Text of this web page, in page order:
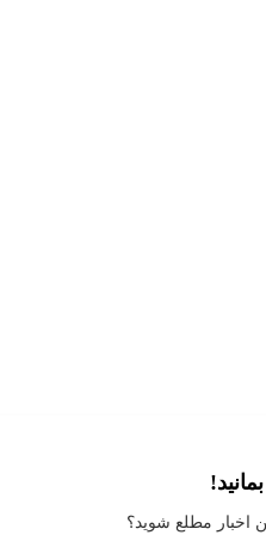
Application error: a client
-side
اخبار مطلع شوید؟